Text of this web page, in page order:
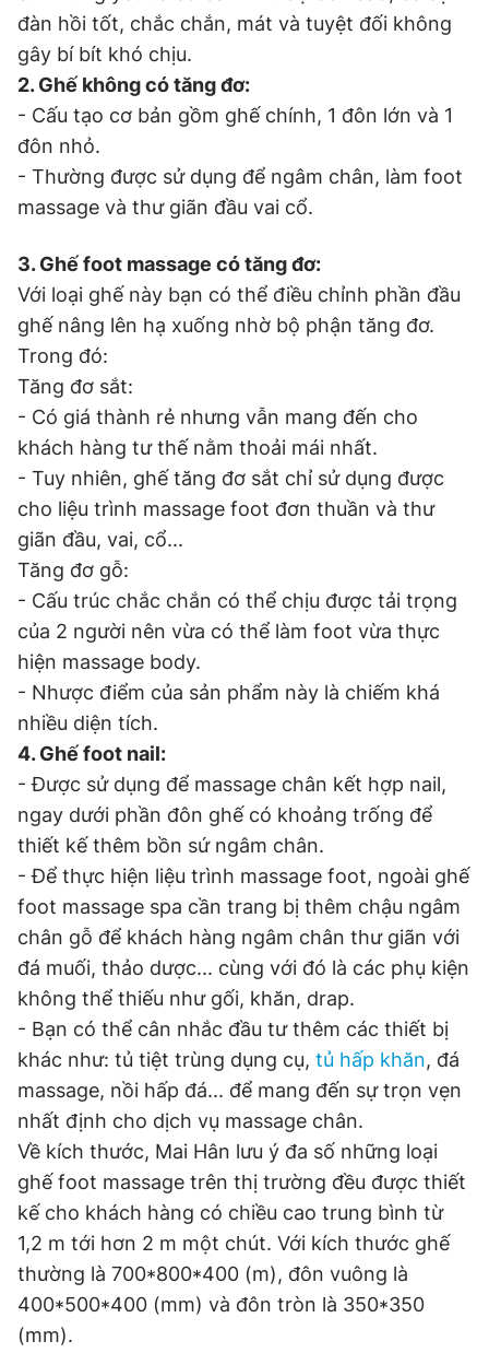
đàn hồi tốt, chắc chắn, mát và tuyệt đối không
gây bí bít khó chịu.
2. Ghế không có tăng đơ:
- Cấu tạo cơ bản gồm ghế chính, 1 đôn lớn và 1
đôn nhỏ.
- Thường được sử dụng để ngâm chân, làm foot
massage và thư giãn đầu vai cổ.
3. Ghế foot massage có tăng đơ:
Với loại ghế này bạn có thể điều chỉnh phần đầu
ghế nâng lên hạ xuống nhờ bộ phận tăng đơ.
Trong đó:
Tăng đơ sắt:
- Có giá thành rẻ nhưng vẫn mang đến cho
khách hàng tư thế nằm thoải mái nhất.
- Tuy nhiên, ghế tăng đơ sắt chỉ sử dụng được
cho liệu trình massage foot đơn thuần và thư
giãn đầu, vai, cổ...
Tăng đơ gỗ:
- Cấu trúc chắc chắn có thể chịu được tải trọng
của 2 người nên vừa có thể làm foot vừa thực
hiện massage body.
- Nhược điểm của sản phẩm này là chiếm khá
nhiều diện tích.
4. Ghế foot nail:
- Được sử dụng để massage chân kết hợp nail,
ngay dưới phần đôn ghế có khoảng trống để
thiết kế thêm bồn sứ ngâm chân.
- Để thực hiện liệu trình massage foot, ngoài ghế
foot massage spa cần trang bị thêm chậu ngâm
chân gỗ để khách hàng ngâm chân thư giãn với
đá muối, thảo dược... cùng với đó là các phụ kiện
không thể thiếu như gối, khăn, drap.
- Bạn có thể cân nhắc đầu tư thêm các thiết bị
khác như: tủ tiệt trùng dụng cụ, tủ hấp khăn, đá
massage, nồi hấp đá... để mang đến sự trọn vẹn
nhất định cho dịch vụ massage chân.
Về kích thước, Mai Hân lưu ý đa số những loại
ghế foot massage trên thị trường đều được thiết
kế cho khách hàng có chiều cao trung bình từ
1,2 m tới hơn 2 m một chút. Với kích thước ghế
thường là 700*800*400 (m), đôn vuông là
400*500*400 (mm) và đôn tròn là 350*350
(mm).